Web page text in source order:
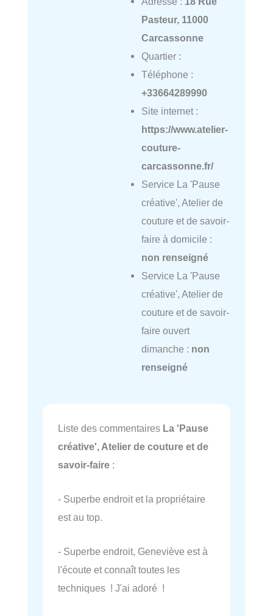
Pasteur, 11000
Carcassonne
Quartier :
Téléphone :
+33664289990
Site internet :
https://www.atelier-
couture-
carcassonne.fr/
Service La 'Pause
créative', Atelier de
couture et de savoir-
faire à domicile :
non renseigné
Service La 'Pause
créative', Atelier de
couture et de savoir-
faire ouvert
dimanche : non
renseigné
Liste des commentaires La 'Pause
créative', Atelier de couture et de
savoir-faire :
- Superbe endroit et la propriétaire
est au top.
- Superbe endroit, Geneviève est à
l'écoute et connaît toutes les
techniques ! J'ai adoré !